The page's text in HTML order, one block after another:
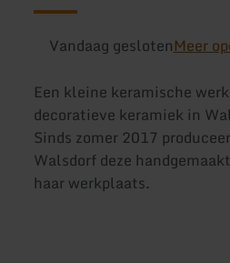
Vandaag geslotenMeer
Een kleine keramische
decoratieve keramiek in
Sinds zomer 2017
Walsdorf deze
haar werkplaats.